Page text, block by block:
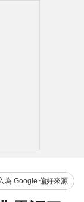
為 Google 偏好來源